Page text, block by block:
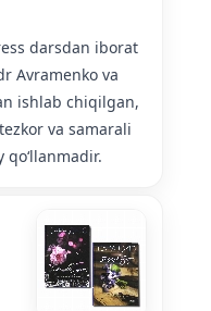
darsdan iborat
Avramenko va
ishlab chiqilgan,
va samarali